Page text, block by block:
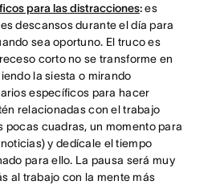
para las distracciones:es
descansos durante el día para
sea oportuno. El truco es
corto no se transforme en
la siesta o mirando
específicos para hacer
relacionadas con el trabajo
pocas cuadras, un momento para
y dedícale el tiempo
para ello. La pausa será muy
al trabajo con la mente más